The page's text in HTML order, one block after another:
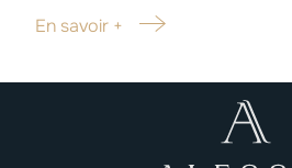
En savoir +